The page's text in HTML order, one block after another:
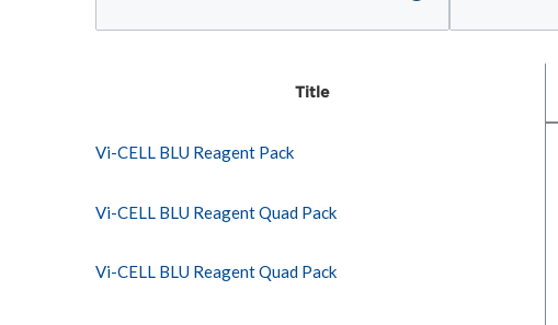
Title
Vi-CELL BLU Reagent Pack
Vi-CELL BLU Reagent Quad Pack
Vi-CELL BLU Reagent Quad Pack